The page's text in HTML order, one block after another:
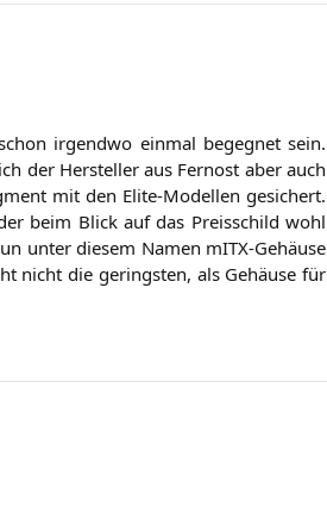
irgend­wo ein­mal begeg­net sein.
der Her­stel­ler aus Fern­ost aber auch
mit den Eli­te-Model­len gesi­chert.
beim Blick auf das Preis­schild wohl
unter die­sem Namen mITX-Gehäu­se
nicht die gerings­ten, als Gehäu­se für